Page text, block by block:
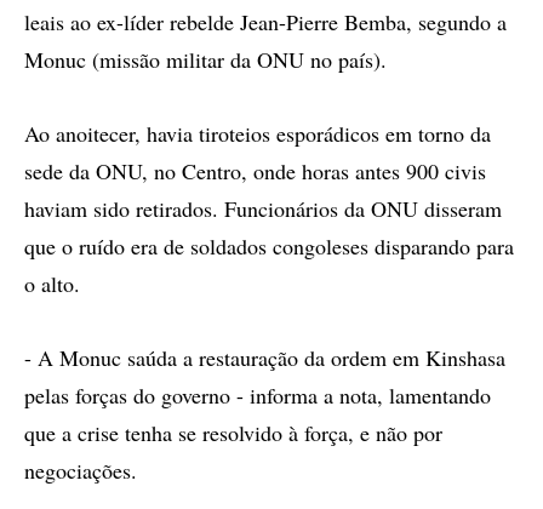
leais ao ex-líder rebelde Jean-Pierre Bemba, segundo a
Monuc (missão militar da ONU no país).
Ao anoitecer, havia tiroteios esporádicos em torno da
sede da ONU, no Centro, onde horas antes 900 civis
haviam sido retirados. Funcionários da ONU disseram
que o ruído era de soldados congoleses disparando para
o alto.
- A Monuc saúda a restauração da ordem em Kinshasa
pelas forças do governo - informa a nota, lamentando
que a crise tenha se resolvido à força, e não por
negociações.